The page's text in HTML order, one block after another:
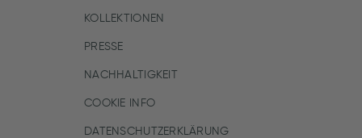
KOLLEKTIONEN
PRESSE
NACHHALTIGKEIT
COOKIE INFO
DATENSCHUTZERKLÄRUNG